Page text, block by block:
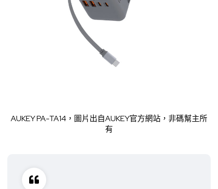
AUKEY PA-TA14，圖片出自AUKEY官方網站 ，非碼幫主所
有